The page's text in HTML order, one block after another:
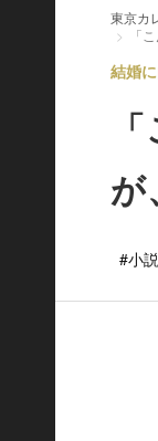
東京カ
「
結婚
が
#小説